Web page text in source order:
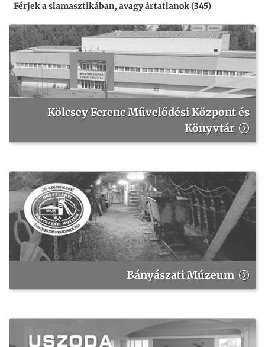
Férjek a slamasztikában, avagy ártatlanok (345)
Kölcsey Ferenc Művelődési Központ és
Könyvtár
Bányászati Múzeum